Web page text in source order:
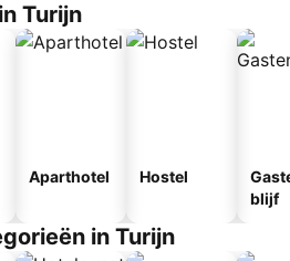
Turijn
Aparthotel Hostel
blijf
in Turijn